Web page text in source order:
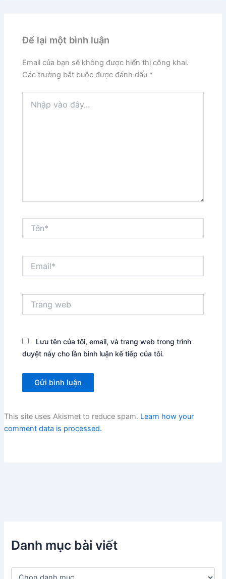
Để lại một bình luận
Email của bạn sẽ không được hiển thị công khai.
Các trường bắt buộc được đánh dấu *
vào
web
Lưu tên của tôi, email, và trang web trong trình
duyệt này cho lần bình luận kế tiếp của tôi.
This site uses Akismet to reduce spam. Learn how your
comment data is processed.
Danh mục bài viết
D